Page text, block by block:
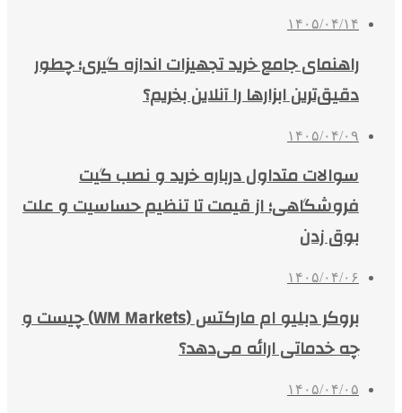
۱۴۰۵/۰۴/۱۴
راهنمای جامع خرید تجهیزات اندازه گیری؛ چطور
دقیق‌ترین ابزارها را آنلاین بخریم؟
۱۴۰۵/۰۴/۰۹
سوالات متداول درباره خرید و نصب گیت
فروشگاهی؛ از قیمت تا تنظیم حساسیت و علت
بوق زدن
۱۴۰۵/۰۴/۰۶
بروکر دبلیو ام مارکتس (WM Markets) چیست و
چه خدماتی ارائه می‌دهد؟
۱۴۰۵/۰۴/۰۵